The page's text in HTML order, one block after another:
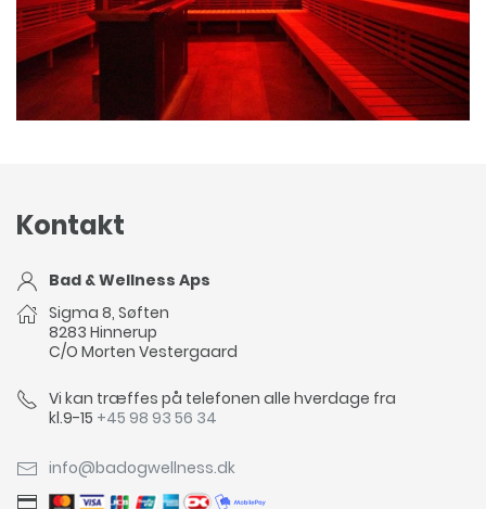
SAUNA MED VARIERENDE RGB BELYSNING
Kontakt
Bad & Wellness Aps
Sigma 8, Søften
8283 Hinnerup
C/O Morten Vestergaard
Vi kan træffes på telefonen alle hverdage fra
kl.9-15 +45 98 93 56 34
info@badogwellness.dk